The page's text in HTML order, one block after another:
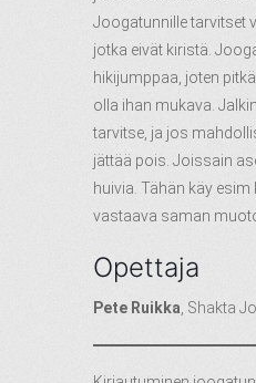
Joogatunnille tarvitset
jotka eivät kiristä.
hikijumppaa, joten
olla ihan mukava.
tarvitse, ja jos
jättää pois. Joissain
huivia. Tähän käy
vastaava saman
Opettaja
Pete Ruikka, Shakta